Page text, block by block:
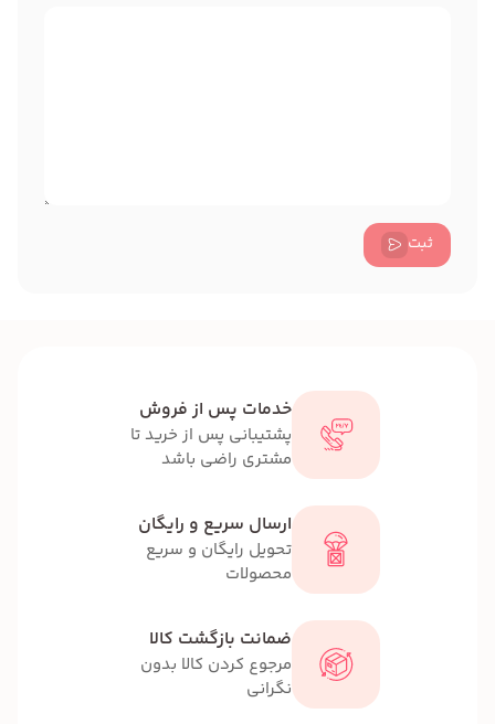
ثبت
خدمات پس از فروش
پشتیبانی پس از خرید تا
مشتری راضی باشد
ارسال سریع و رایگان
تحویل رایگان و سریع
محصولات
ضمانت بازگشت کالا
مرجوع کردن کالا بدون
نگرانی